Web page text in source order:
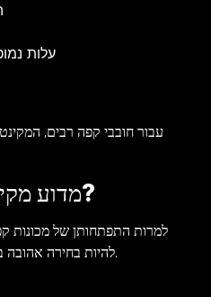
עלות
עבור חובבי קפה רבים,
מדוע מקינטה עדיין פופולרית?
למרות התפתחותן של מכונות
להיות בחירה אהובה בזכות הפשטות והאותנטיות שלה.